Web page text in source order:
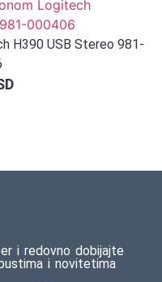
H390 USB Stereo 981-
i redovno dobijajte
i novitetima